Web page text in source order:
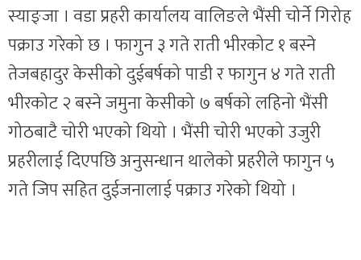
स्याङ्जा । वडा प्रहरी कार्यालय वालिङले भैंसी चोर्ने गिरोह
पक्राउ गरेको छ । फागुन ३ गते राती भीरकोट १ बस्ने
तेजबहादुर केसीको दुईबर्षको पाडी र फागुन ४ गते राती
भीरकोट २ बस्ने जमुना केसीको ७ बर्षको लहिनो भैंसी
गोठबाटै चोरी भएको थियो । भैंसी चोरी भएको उजुरी
प्रहरीलाई दिएपछि अनुसन्धान थालेको प्रहरीले फागुन ५
गते जिप सहित दुईजनालाई पक्राउ गरेको थियो ।